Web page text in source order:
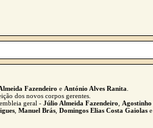
Fazendeiro e António Alves Ranita
dos novos corpos gerentes.
geral - Júlio Almeida Fazendeiro Agostinho
Manuel Brás Domingos Elias Costa Gaiolas e